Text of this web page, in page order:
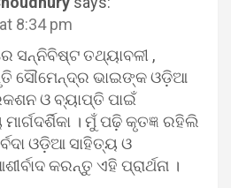
8:34 pm
ସନ୍ନିବିଷ୍ଟ ତଥ୍ୟାବଳୀ ,
ସୌମେନ୍ଦ୍ର ଭାଇଙ୍କ ଓଡ଼ିଆ
ଓ ବ୍ୟାପ୍ତି ପାଇଁ
। ମୁଁ ପଢ଼ି କୃତଜ୍ଞ ରହିଲି
ଓଡ଼ିଆ ସାହିତ୍ୟ ଓ
କରନ୍ତୁ ଏହି ପ୍ରାର୍ଥନା ।